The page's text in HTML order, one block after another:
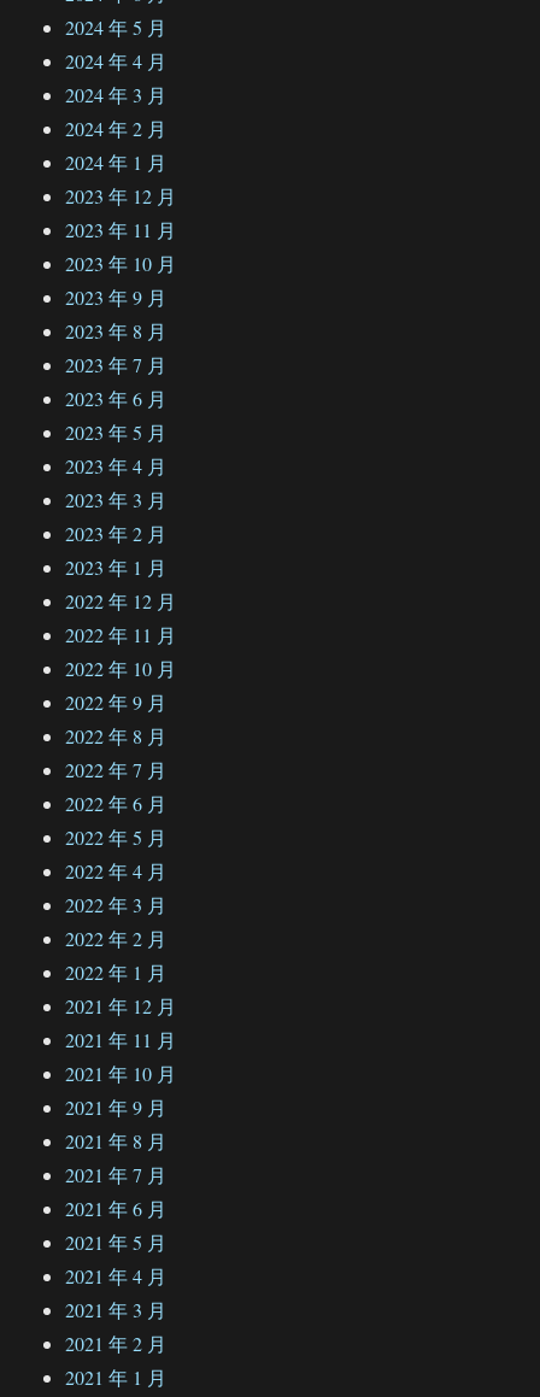
2024 年 5 月
2024 年 4 月
2024 年 3 月
2024 年 2 月
2024 年 1 月
2023 年 12 月
2023 年 11 月
2023 年 10 月
2023 年 9 月
2023 年 8 月
2023 年 7 月
2023 年 6 月
2023 年 5 月
2023 年 4 月
2023 年 3 月
2023 年 2 月
2023 年 1 月
2022 年 12 月
2022 年 11 月
2022 年 10 月
2022 年 9 月
2022 年 8 月
2022 年 7 月
2022 年 6 月
2022 年 5 月
2022 年 4 月
2022 年 3 月
2022 年 2 月
2022 年 1 月
2021 年 12 月
2021 年 11 月
2021 年 10 月
2021 年 9 月
2021 年 8 月
2021 年 7 月
2021 年 6 月
2021 年 5 月
2021 年 4 月
2021 年 3 月
2021 年 2 月
2021 年 1 月